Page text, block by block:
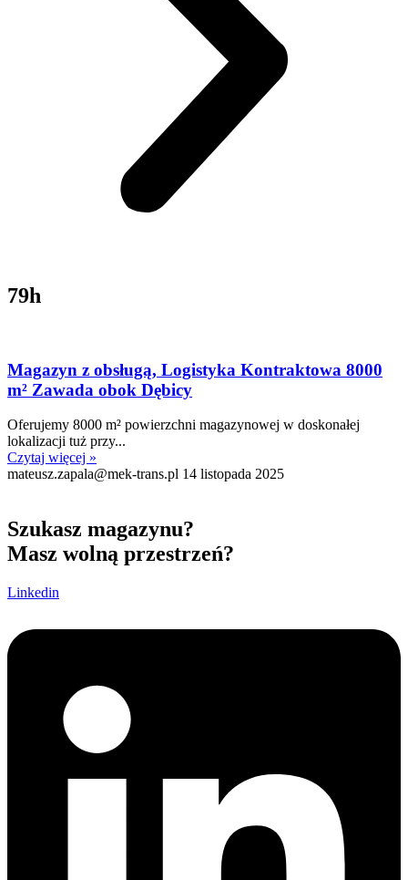
79h
Magazyn z obsługą, Logistyka Kontraktowa 8000
m² Zawada obok Dębicy
Oferujemy 8000 m² powierzchni magazynowej w doskonałej
lokalizacji tuż przy...
Czytaj więcej »
mateusz.zapala@mek-trans.pl 14 listopada 2025
Szukasz magazynu?
Masz wolną przestrzeń?
Linkedin